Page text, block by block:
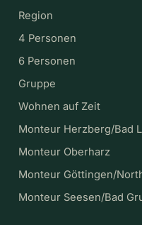
Region
4 Personen
6 Personen
Gruppe
Wohnen auf Zeit
Monteur Herzberg/Bad
Monteur Oberharz
Monteur Göttingen/
Monteur Seesen/Bad